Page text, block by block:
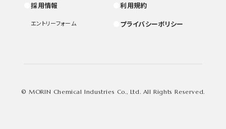
採用情報
エントリーフォーム
利用規約
プライバシーポリシー
© MORIN Chemical Industries Co., Ltd. All Rights Reserved.